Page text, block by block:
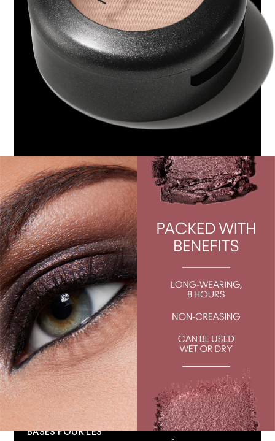
YEUX
FARDS À PAUPIÈRES
LIGNEURS POUR LES
YEUX
MASCARAS
SOURCILS
FAUX CILS
PALETTES +
TROUSSES POUR LES
YEUX
BASES POUR LES
BASES
BASES DE
MAQUILLAGE
BASES POUR LES
YEUX
BASES POUR LÈVRES
BRUMES FIXATRICES
MAGASINER TOUS